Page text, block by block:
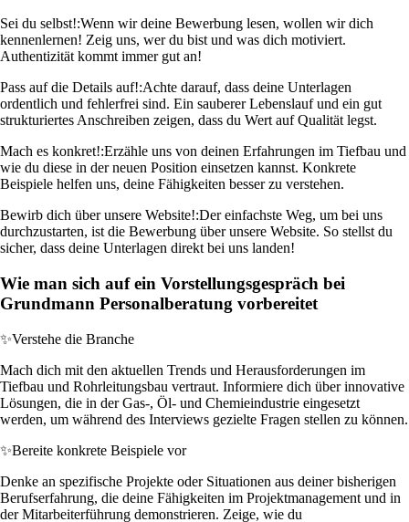
Sei du selbst!:Wenn wir deine Bewerbung lesen, wollen wir dich
kennenlernen! Zeig uns, wer du bist und was dich motiviert.
Authentizität kommt immer gut an!
Pass auf die Details auf!:Achte darauf, dass deine Unterlagen
ordentlich und fehlerfrei sind. Ein sauberer Lebenslauf und ein gut
strukturiertes Anschreiben zeigen, dass du Wert auf Qualität legst.
Mach es konkret!:Erzähle uns von deinen Erfahrungen im Tiefbau und
wie du diese in der neuen Position einsetzen kannst. Konkrete
Beispiele helfen uns, deine Fähigkeiten besser zu verstehen.
Bewirb dich über unsere Website!:Der einfachste Weg, um bei uns
durchzustarten, ist die Bewerbung über unsere Website. So stellst du
sicher, dass deine Unterlagen direkt bei uns landen!
Wie man sich auf ein Vorstellungsgespräch bei
Grundmann Personalberatung vorbereitet
✨Verstehe die Branche
Mach dich mit den aktuellen Trends und Herausforderungen im
Tiefbau und Rohrleitungsbau vertraut. Informiere dich über innovative
Lösungen, die in der Gas-, Öl- und Chemieindustrie eingesetzt
werden, um während des Interviews gezielte Fragen stellen zu können.
✨Bereite konkrete Beispiele vor
Denke an spezifische Projekte oder Situationen aus deiner bisherigen
Berufserfahrung, die deine Fähigkeiten im Projektmanagement und in
der Mitarbeiterführung demonstrieren. Zeige, wie du